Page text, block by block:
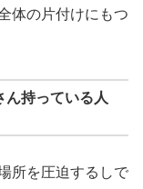
体の片付けにもつ
ん持っている人
所を圧迫するしで